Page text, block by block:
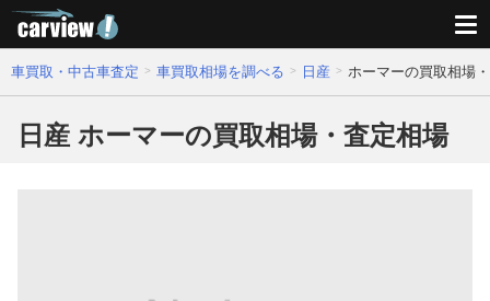
車買取・中古車査定 車買取相場を調べる 日産 ホーマーの買取相場
日産 ホーマーの買取相場・査定相場